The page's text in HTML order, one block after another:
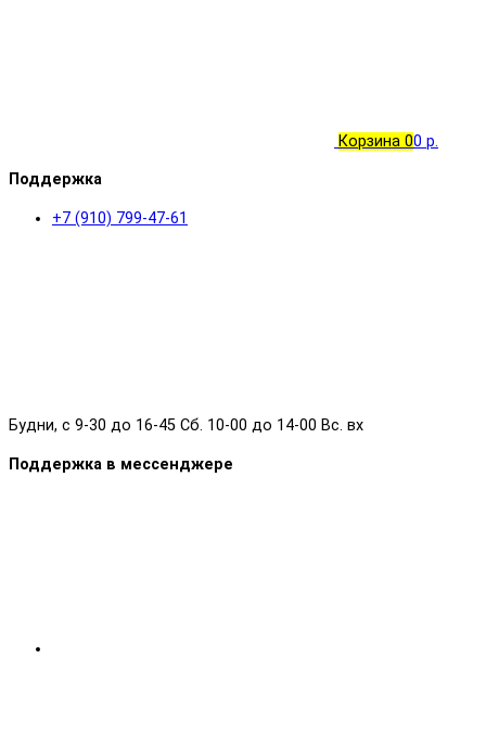
Корзина 00 р.
Поддержка
+7 (910) 799-47-61
Будни, с 9-30 до 16-45 Сб. 10-00 до 14-00 Вс. вх
Поддержка в мессенджере